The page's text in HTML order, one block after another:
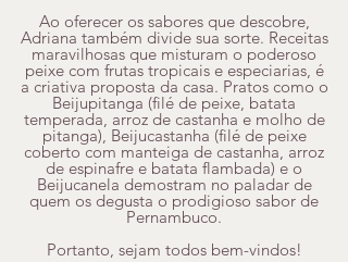
Ao oferecer os sabores que descobre,
Adriana também divide sua sorte. Receitas
maravilhosas que misturam o poderoso
peixe com frutas tropicais e especiarias, é
a criativa proposta da casa. Pratos como o
Beijupitanga (filé de peixe, batata
temperada, arroz de castanha e molho de
pitanga), Beijucastanha (filé de peixe
coberto com manteiga de castanha, arroz
de espinafre e batata flambada) e o
Beijucanela demostram no paladar de
quem os degusta o prodigioso sabor de
Pernambuco.
Portanto, sejam todos bem-vindos!